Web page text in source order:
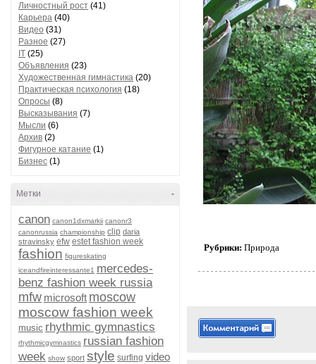
Личностный рост (41)
Карьера (40)
Видео (31)
Разное (27)
IT (25)
Объявления (23)
Художественная гимнастика (20)
Практическая психология (18)
Опросы (8)
Высказывания (7)
Мысли (6)
Архив (2)
Фигурное катание (1)
Бизнес (1)
-
Метки
canon canon1dxmarkii canonr3
canonrussia championship clip daria
stravinsky efw estet fashion week
fashion figureskating
iceandfireinteressante1 mercedes-
benz fashion week russia
mfw microsoft moscow
moscow fashion week
music rhythmic gymnastics
rhythmicgymnastics russian fashion
week show sport style surfing video
Рубрики: Природа